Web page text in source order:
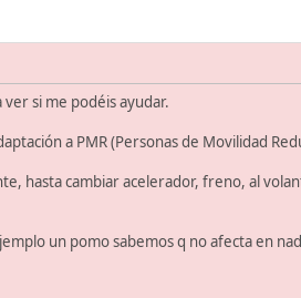
si me podéis ayudar.
a PMR (Personas de Movilidad
hasta cambiar acelerador, freno, al
un pomo sabemos q no afecta en